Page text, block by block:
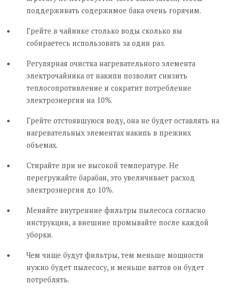
поддерживать содержимое бака очень горячим.
Грейте в чайнике столько воды сколько вы
собираетесь использовать за один раз.
Регулярная очистка нагревательного элемента
электрочайника от накипи позволит снизить
теплосопротивление и сократит потребление
электроэнергии на 10%.
Грейте отстоявшуюся воду, она не будет оставлять на
нагревательных элементах накипь в прежних
объемах.
Стирайте при не высокой температуре. Не
перегружайте барабан, это увеличивает расход
электроэнергии до 10%.
Меняйте внутренние фильтры пылесоса согласно
инструкции, а внешние промывайте после каждой
уборки.
Чем чище будут фильтры, тем меньше мощности
нужно будет пылесосу, и меньше ваттов он будет
потреблять.